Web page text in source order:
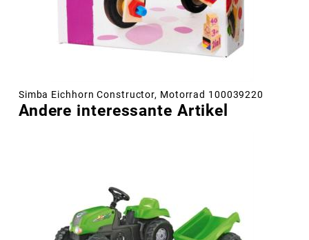
Simba Eichhorn Constructor, Motorrad 100039220
Andere interessante Artikel